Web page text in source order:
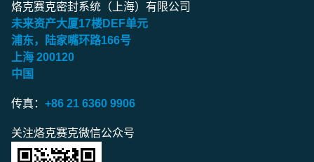
烙克赛克密封系统（上海）有限公司
未来资产大厦17楼DEF单元
浦东，陆家嘴环路166号
上海 200120
中国
传真： +86 21 6360 9906
关注烙克赛克微信公众号